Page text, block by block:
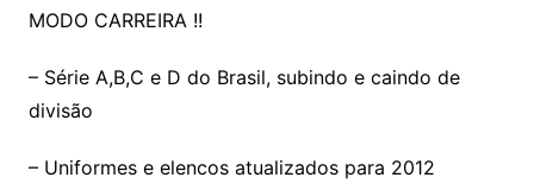
MODO CARREIRA !!
– Série A,B,C e D do Brasil, subindo e caindo de
divisão
– Uniformes e elencos atualizados para 2012